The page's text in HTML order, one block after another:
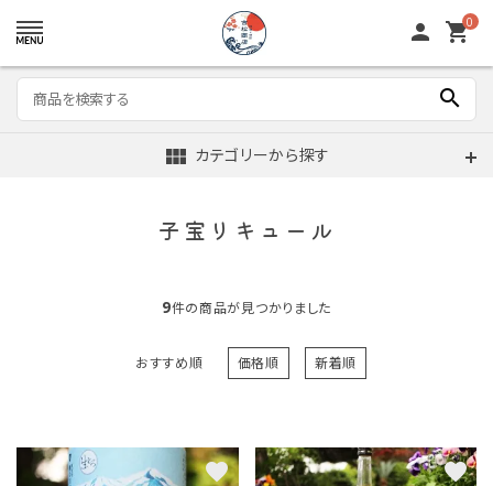
person 0
shopping_cart
search
view_module カテゴリーから探す
子宝リキュール
9件の商品が見つかりました
おすすめ順 価格順 新着順
favorite favorite